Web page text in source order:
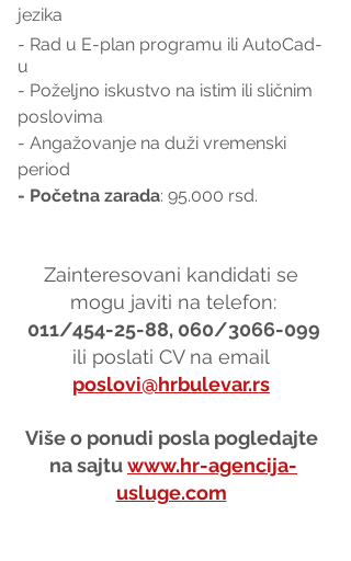
jezika
- Rad u E-plan programu ili AutoCad-
u
- Poželjno iskustvo na istim ili sličnim
poslovima
- Angažovanje na duži vremenski
period
- Početna zarada: 95.000 rsd.
Zainteresovani kandidati se
mogu javiti na telefon:
011/454-25-88, 060/3066-099
ili poslati CV na email
poslovi@hrbulevar.rs
Više o ponudi posla pogledajte
na sajtu www.hr-agencija-
usluge.com